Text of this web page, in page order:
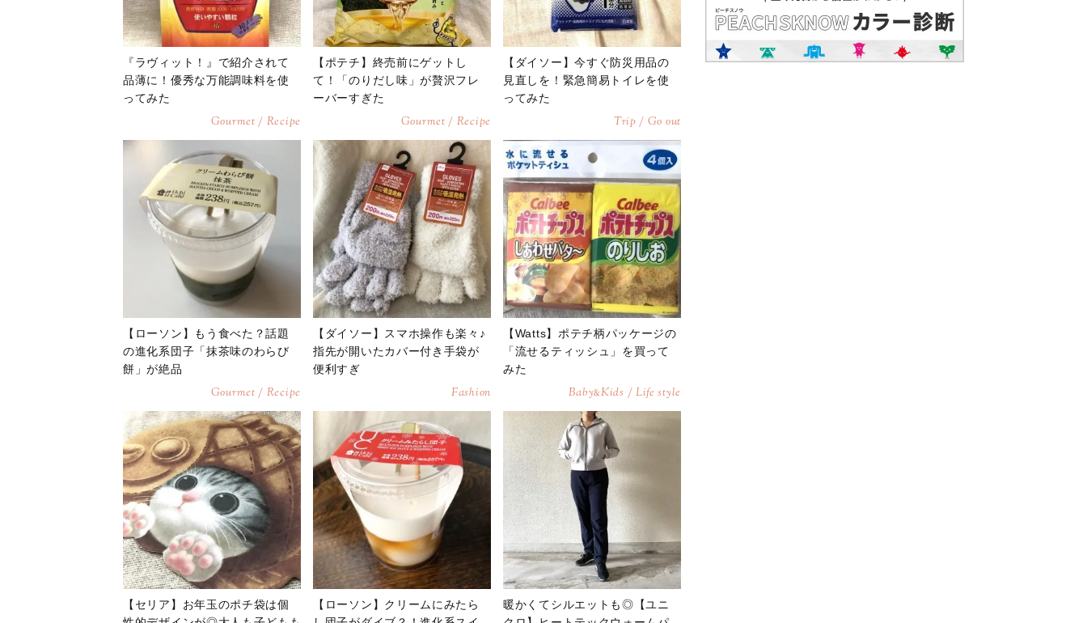
『ラヴィット！』で紹介されて
品薄に！優秀な万能調味料を使
ってみた
Gourmet / Recipe
【ポテチ】終売前にゲットし
て！「のりだし味」が贅沢フレ
ーバーすぎた
Gourmet / Recipe
【ダイソー】今すぐ防災用品の
見直しを！緊急簡易トイレを使
ってみた
Trip / Go out
【ローソン】もう食べた？話題
の進化系団子「抹茶味のわらび
餅」が絶品
Gourmet / Recipe
【ダイソー】スマホ操作も楽々♪
指先が開いたカバー付き手袋が
便利すぎ
Fashion
【Watts】ポテチ柄パッケージの
「流せるティッシュ」を買って
みた
Baby&Kids / Life style
【セリア】お年玉のポチ袋は個
【ローソン】クリームにみたら
暖かくてシルエットも◎【ユニ